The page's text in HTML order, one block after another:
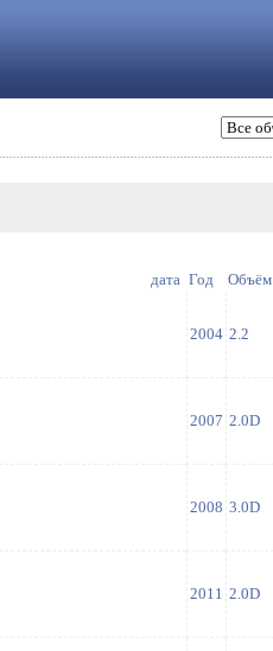
дата Год Объём
2004 2.2
2007 2.0D
2008 3.0D
2011 2.0D